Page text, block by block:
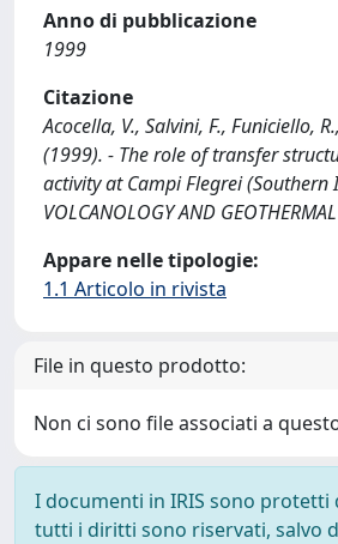
Anno di pubblicazione
1999
Citazione
Acocella, V., Salvini, F., Funiciello,
(1999). - The role of transfer
activity at Campi Flegrei (Southern
VOLCANOLOGY AND
Appare nelle tipologie:
1.1 Articolo in rivista
File in questo prodotto:
Non ci sono file associati a
I documenti in IRIS sono protetti
tutti i diritti sono riservati, salvo